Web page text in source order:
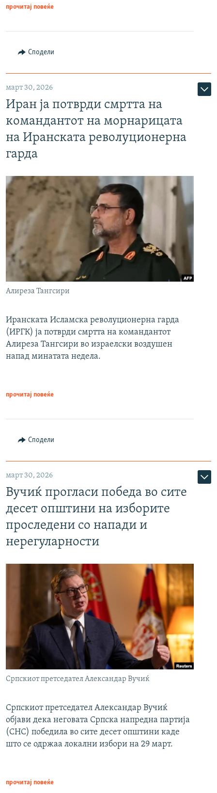
прочитај повеќе
Сподели
март 30, 2026
Иран ја потврди смртта на
командантот на морнарицата
на Иранската револуционерна
гарда
Алиреза Тангсири
Иранската Исламска револуционерна гарда
(ИРГК) ја потврди смртта на командантот
Алиреза Тангсири во израелски воздушен
напад минатата недела.
прочитај повеќе
Сподели
март 30, 2026
Вучиќ прогласи победа во сите
десет општини на изборите
проследени со напади и
нерегуларности
Српскиот претседател Александар Вучиќ
Српскиот претседател Александар Вучиќ
објави дека неговата Српска напредна партија
(СНС) победила во сите десет општини каде
што се одржаа локални избори на 29 март.
прочитај повеќе